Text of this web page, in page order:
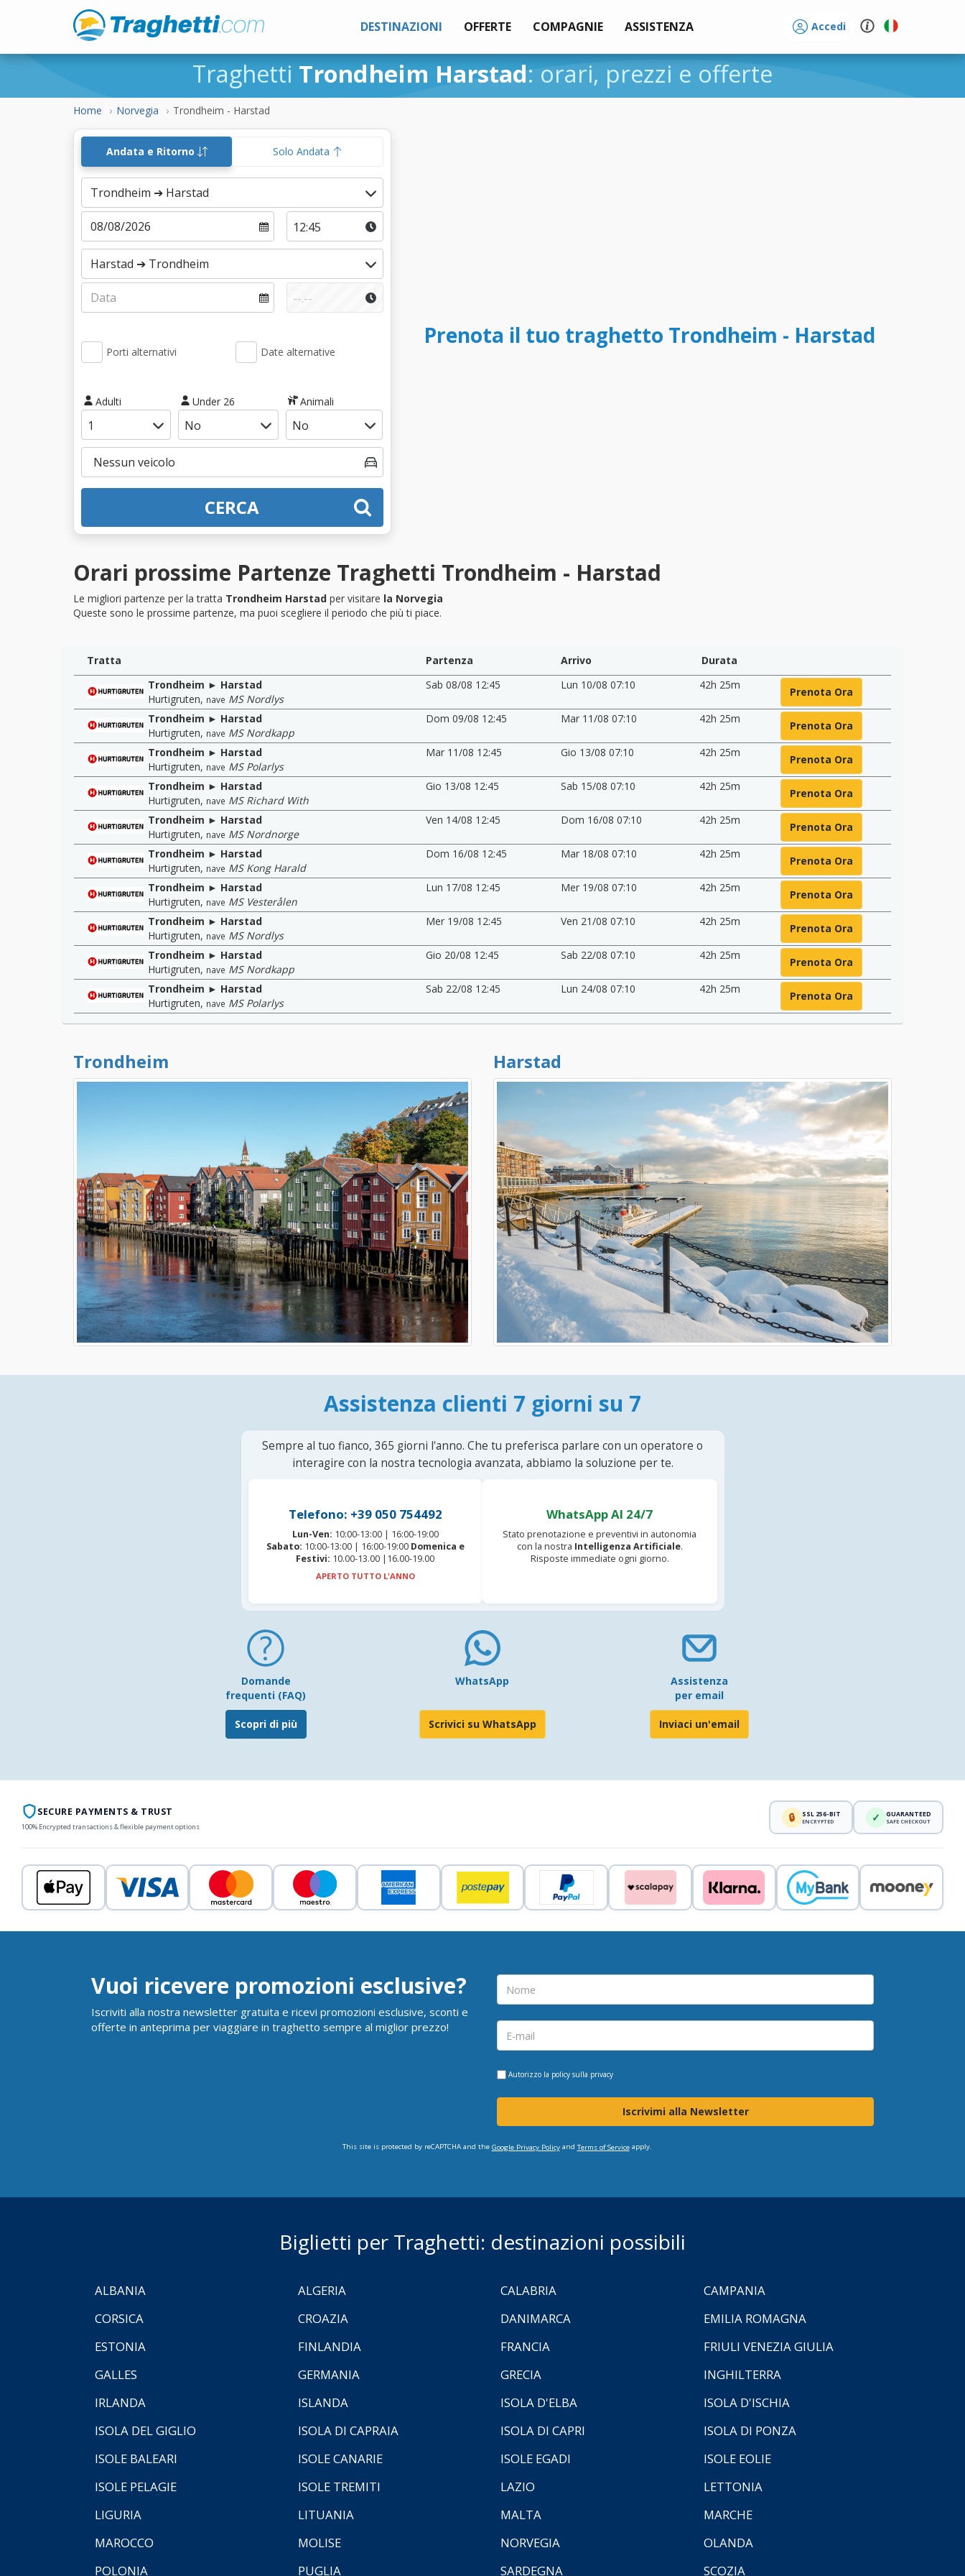
DESTINAZIONI OFFERTE COMPAGNIE ASSISTENZA Accedi
Traghetti Trondheim Harstad: orari, prezzi e offerte
Home Norvegia Trondheim - Harstad
Andata e Ritorno Solo Andata
Porti alternativi Date alternative
Adulti Under 26 Animali
CERCA
Prenota il tuo traghetto Trondheim - Harstad
Orari prossime Partenze Traghetti Trondheim - Harstad
Le migliori partenze per la tratta Trondheim Harstad per visitare la Norvegia
Queste sono le prossime partenze, ma puoi scegliere il periodo che più ti piace.
Tratta Partenza Arrivo
Durata
Trondheim ► Harstad
Hurtigruten, nave MS Nordlys
Sab 08/08 12:45 Lun 10/08 07:10 42h 25m
Prenota Ora
Trondheim ► Harstad
Hurtigruten, nave MS Nordkapp
Dom 09/08 12:45 Mar 11/08 07:10 42h 25m
Prenota Ora
Trondheim ► Harstad
Hurtigruten, nave MS Polarlys
Mar 11/08 12:45 Gio 13/08 07:10 42h 25m
Prenota Ora
Trondheim ► Harstad
Hurtigruten, nave MS Richard With
Gio 13/08 12:45 Sab 15/08 07:10 42h 25m
Prenota Ora
Trondheim ► Harstad
Hurtigruten, nave MS Nordnorge
Ven 14/08 12:45 Dom 16/08 07:10 42h 25m
Prenota Ora
Trondheim ► Harstad
Hurtigruten, nave MS Kong Harald
Dom 16/08 12:45 Mar 18/08 07:10 42h 25m
Prenota Ora
Trondheim ► Harstad
Hurtigruten, nave MS Vesterålen
Lun 17/08 12:45 Mer 19/08 07:10 42h 25m
Prenota Ora
Trondheim ► Harstad
Hurtigruten, nave MS Nordlys
Mer 19/08 12:45 Ven 21/08 07:10 42h 25m
Prenota Ora
Trondheim ► Harstad
Hurtigruten, nave MS Nordkapp
Gio 20/08 12:45 Sab 22/08 07:10 42h 25m
Prenota Ora
Trondheim ► Harstad
Hurtigruten, nave MS Polarlys
Sab 22/08 12:45 Lun 24/08 07:10 42h 25m
Prenota Ora
Trondheim Harstad
Assistenza clienti 7 giorni su 7
Sempre al tuo fianco, 365 giorni l'anno. Che tu preferisca parlare con un operatore o
interagire con la nostra tecnologia avanzata, abbiamo la soluzione per te.
Telefono: +39 050 754492
Lun-Ven: 10:00-13:00 | 16:00-19:00
Sabato: 10:00-13:00 | 16:00-19:00 Domenica e
Festivi: 10.00-13.00 |16.00-19.00
APERTO TUTTO L'ANNO
WhatsApp AI 24/7
Stato prenotazione e preventivi in autonomia
con la nostra Intelligenza Artificiale.
Risposte immediate ogni giorno.
Domande
frequenti (FAQ)
Scopri di più
WhatsApp
Scrivici su WhatsApp
Assistenza
per email
Inviaci un'email
SECURE PAYMENTS & TRUST
100% Encrypted transactions & flexible payment options
🔒 SSL 256-BIT
ENCRYPTED ✓ GUARANTEED
SAFE CHECKOUT
Vuoi ricevere promozioni esclusive?
Iscriviti alla nostra newsletter gratuita e ricevi promozioni esclusive, sconti e
offerte in anteprima per viaggiare in traghetto sempre al miglior prezzo!
Autorizzo la policy sulla privacy
Iscrivimi alla Newsletter
This site is protected by reCAPTCHA and the Google Privacy Policyand Terms of Serviceapply.
Biglietti per Traghetti: destinazioni possibili
ALBANIA ALGERIA CALABRIA
CAMPANIA
CORSICA
CROAZIA DANIMARCA
EMILIA ROMAGNA
ESTONIA
FINLANDIA FRANCIA
FRIULI VENEZIA GIULIA
GALLES
GERMANIA GRECIA
INGHILTERRA
IRLANDA
ISLANDA ISOLA D'ELBA
ISOLA D'ISCHIA
ISOLA DEL GIGLIO
ISOLA DI CAPRAIA ISOLA DI CAPRI
ISOLA DI PONZA
ISOLE BALEARI
ISOLE CANARIE ISOLE EGADI
ISOLE EOLIE
ISOLE PELAGIE
ISOLE TREMITI LAZIO
LETTONIA
LIGURIA
LITUANIA MALTA
MARCHE
MAROCCO
MOLISE NORVEGIA
OLANDA
POLONIA
PUGLIA SARDEGNA SCOZIA